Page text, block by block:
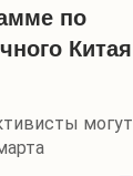
по
Китая
могут